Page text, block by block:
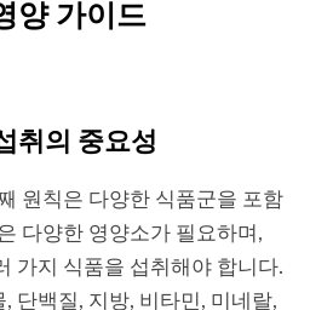
양 가이드
취의 중요성
원칙은 다양한 식품군을 포함
다양한 영양소가 필요하며,
가지 식품을 섭취해야 합니다.
단백질, 지방, 비타민, 미네랄,